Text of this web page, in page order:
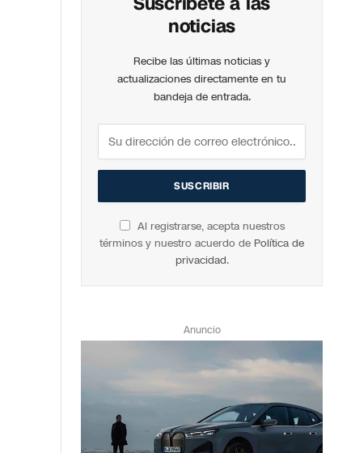
noticias
Recibe las últimas noticias y
actualizaciones directamente en tu
bandeja de entrada.
Al registrarse, acepta nuestros
términos y nuestro acuerdo de Política de
privacidad.
Anuncio